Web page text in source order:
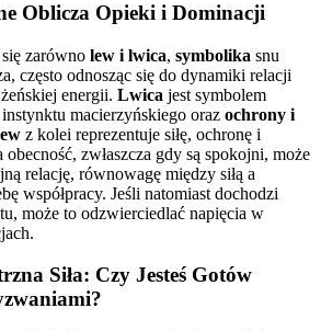
Oblicza Opieki i Dominacji
zarówno lew i lwica, symbolika snu
często odnosząc się do dynamiki relacji
energii. Lwica jest symbolem
macierzyńskiego oraz ochrony i
z kolei reprezentuje siłę, ochronę i
zwłaszcza gdy są spokojni, może
relację, równowagę między siłą a
współpracy. Jeśli natomiast dochodzi
może to odzwierciedlać napięcia w
Siła: Czy Jesteś Gotów